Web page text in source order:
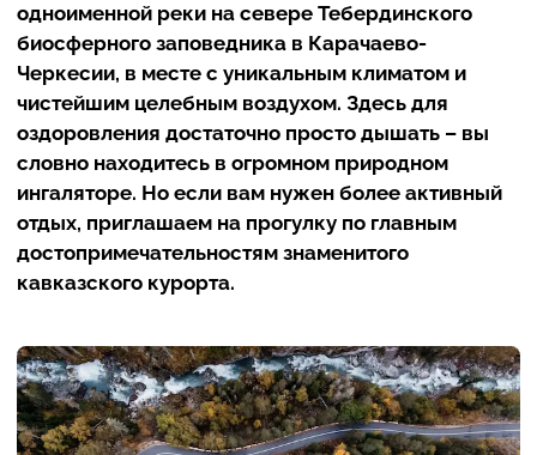
одноименной реки на севере Тебердинского
биосферного заповедника в Карачаево-
Черкесии, в месте с уникальным климатом и
чистейшим целебным воздухом. Здесь для
оздоровления достаточно просто дышать – вы
словно находитесь в огромном природном
ингаляторе. Но если вам нужен более активный
отдых, приглашаем на прогулку по главным
достопримечательностям знаменитого
кавказского курорта.